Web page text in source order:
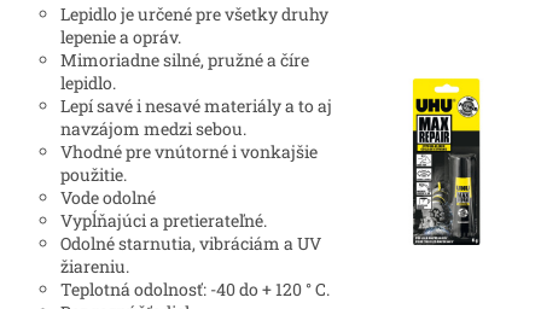
Lepidlo je určené pre všetky druhy
lepenie a opráv.
Mimoriadne silné, pružné a číre
lepidlo.
Lepí savé i nesavé materiály a to aj
navzájom medzi sebou.
Vhodné pre vnútorné i vonkajšie
použitie.
Vode odolné
Vypĺňajúci a pretierateľné.
Odolné starnutia, vibráciám a UV
žiareniu.
Teplotná odolnosť: -40 do + 120 ° C.